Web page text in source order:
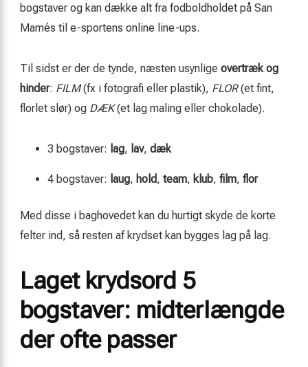
bogstaver og kan dække alt fra fodboldholdet på San
Mamés til e-sportens online line-ups.
Til sidst er der de tynde, næsten usynlige overtræk og
hinder: FILM(fx i fotografi eller plastik), FLOR(et fint,
florlet slør) og DÆK(et lag maling eller chokolade).
3 bogstaver: lag, lav, dæk
4 bogstaver: laug, hold, team, klub, film, flor
Med disse i baghovedet kan du hurtigt skyde de korte
felter ind, så resten af krydset kan bygges lag på lag.
Laget krydsord 5
bogstaver: midterlængde
der ofte passer